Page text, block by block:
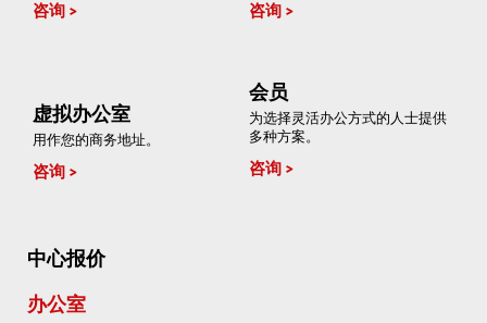
咨询 咨询
虚拟办公室
用作您的商务地址。
咨询
会员
为选择灵活办公方式的人士提供
多种方案。
咨询
中心报价
办公室